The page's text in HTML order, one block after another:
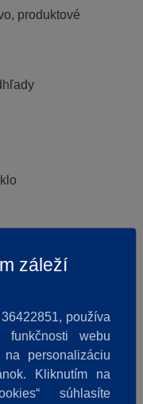
produktové
záleží
používa
webu
personalizáciu
Kliknutím na
súhlasíte